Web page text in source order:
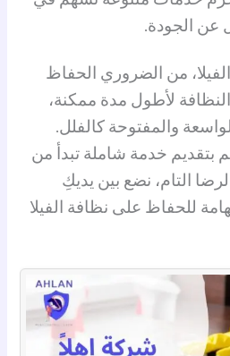
عن الجودة.
من الضروري الحفاظ
لأطول مدة ممكنة،
والمفتوحة كالفلل.
بتقديم خدمة شاملة تبدأ من
التام، نضع بين يديكِ
للحفاظ على نظافة الفيلا